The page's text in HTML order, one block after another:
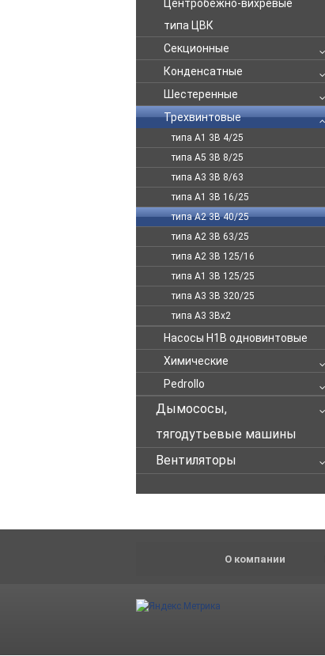
Центробежно-вихревые
типа ЦВК
Секционные
Конденсатные
Шестеренные
Трехвинтовые
типа А1 3В 4/25
типа А5 3В 8/25
типа А3 3В 8/63
типа А1 3В 16/25
типа А2 3В 40/25
типа А2 3В 63/25
типа А2 3В 125/16
типа А1 3В 125/25
типа А3 3В 320/25
типа А3 3Вх2
Насосы Н1В одновинтовые
Химические
Pedrollo
Дымососы,
тягодутьевые машины
Вентиляторы
О компании